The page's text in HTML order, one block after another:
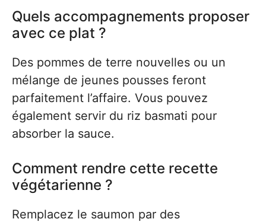
Quels accompagnements proposer
avec ce plat ?
Des pommes de terre nouvelles ou un
mélange de jeunes pousses feront
parfaitement l’affaire. Vous pouvez
également servir du riz basmati pour
absorber la sauce.
Comment rendre cette recette
végétarienne ?
Remplacez le saumon par des